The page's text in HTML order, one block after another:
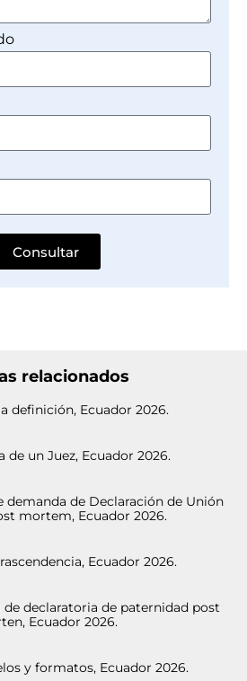
Consultar
relacionados
definición, Ecuador 2026.
de un Juez, Ecuador 2026.
demanda de Declaración de Unión
mortem, Ecuador 2026.
Ecuador 2026.
declaratoria de paternidad post
Ecuador 2026.
y formatos, Ecuador 2026.